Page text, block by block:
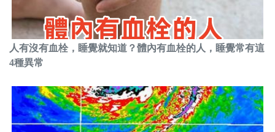
人有沒有血栓，睡覺就知道？體內有血栓的人，睡覺常有這
4種異常